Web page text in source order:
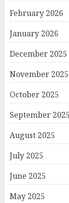
February 2026
January 2026
December 2025
November 2025
October 2025
September 2025
August 2025
July 2025
June 2025
May 2025